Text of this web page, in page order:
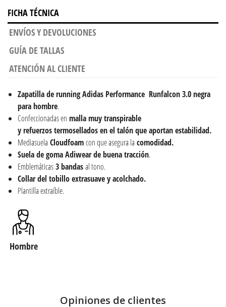
FICHA TÉCNICA
ENVÍOS Y DEVOLUCIONES
GUÍA DE TALLAS
ATENCIÓN AL CLIENTE
Zapatilla de running Adidas Performance Runfalcon 3.0 negra
para hombre.
Confeccionadas en malla muy transpirable
y refuerzos termosellados en el talón que aportan estabilidad.
Mediasuela Cloudfoamcon que asegura la comodidad.
Suela de goma Adiwear de buena tracción.
Emblemáticas3 bandasal tono.
Collar del tobillo extrasuave y acolchado.
Plantilla extraíble.
Hombre
Opiniones de clientes